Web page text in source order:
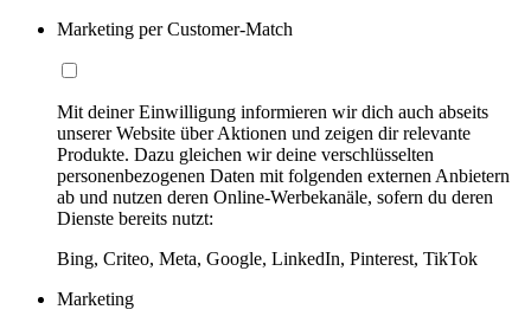
Marketing per Customer-Match
Mit deiner Einwilligung informieren wir dich auch abseits
unserer Website über Aktionen und zeigen dir relevante
Produkte. Dazu gleichen wir deine verschlüsselten
personenbezogenen Daten mit folgenden externen Anbietern
ab und nutzen deren Online-Werbekanäle, sofern du deren
Dienste bereits nutzt:
Bing, Criteo, Meta, Google, LinkedIn, Pinterest, TikTok
Marketing